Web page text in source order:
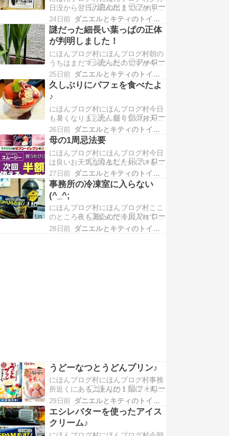
日没から翌日の日の出までにかけて
最低気温が25度以上になる夜のこと
を「熱帯夜」と言います。今日14日
の夜・・・今年初の熱帯夜となる見
通しです。さっき、トイレ行くのに
廊下...
24日前 ダニエルとキティのトイマンブログ
謎だった細長い葉っぱの正体
が判明しました！
にほんブログ村にほんブログ村朝の
うちはまだマシだったのですが今日
も蒸し暑い日となりました出勤途中
～コンビニFによって昼食用に
「SPAM®むすびダブル玉子」を買
いました。暑くて、昼間は事務所か
ら外に出たく...
25日前 ダニエルとキティのトイマンブログ
久しぶりにパフェを食べたよ
♪
にほんブログ村にほんブログ村今日
も暑くなりました。曇り空のお天気
だけど、湿度が高くて蒸し蒸し朝の
お散歩は、ダニエルが早い時間に済
ませてくれました。久しぶりに肉が
食べたいね～とダニエルが言うので
昼食...
26日前 ダニエルとキティのトイマンブログ
母の1周忌法要
にほんブログ村にほんブログ村今日
は良いお天気なりました外にいると
クラクラするほどの暑さです7月11
日でセブンイレブンの日・・・なん
ですが、キティ母の1周忌法要をし
ました。行きに寄ると間に合わない
可能性...
27日前 ダニエルとキティのトイマンブログ
事務所の冷凍室に入らない
(^_^;
にほんブログ村にほんブログ村ここ
のところ夜も暑いので冷房入れてい
ますが寝るときにはOFFにして、シ
28日前 ダニエルとキティのトイマンブログ
うどーなつとうどんプリン♪
にほんブログ村にほんブログ村事務
所近くにあるニトリの１階に「丸亀
製麺」がオープンして気になっては
居たのですが・・・いつも行列にな
っていて、なかなか買うことが出来
なかった「うどーなつ」と「うどん
29日前 ダニエルとキティのトイマンブログ
エシレバターを使ったアイス
クリーム♪